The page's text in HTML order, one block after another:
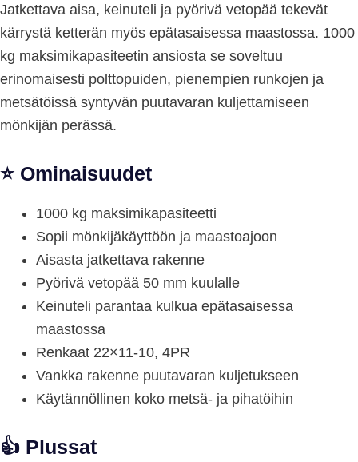
Jatkettava aisa, keinuteli ja pyörivä vetopää tekevät
kärrystä ketterän myös epätasaisessa maastossa. 1000
kg maksimikapasiteetin ansiosta se soveltuu
erinomaisesti polttopuiden, pienempien runkojen ja
metsätöissä syntyvän puutavaran kuljettamiseen
mönkijän perässä.
⭐ Ominaisuudet
1000 kg maksimikapasiteetti
Sopii mönkijäkäyttöön ja maastoajoon
Aisasta jatkettava rakenne
Pyörivä vetopää 50 mm kuulalle
Keinuteli parantaa kulkua epätasaisessa
maastossa
Renkaat 22×11-10, 4PR
Vankka rakenne puutavaran kuljetukseen
Käytännöllinen koko metsä- ja pihatöihin
👍 Plussat